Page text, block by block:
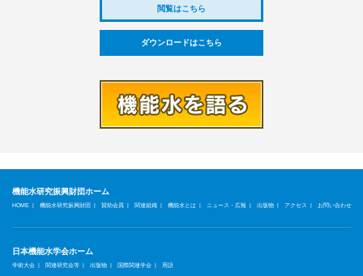
閲覧はこちら
ダウンロードはこちら
機能水研究振興財団ホーム
HOME| 機能水研究振興財団| 賛助会員 | 関連組織| 機能水とは| ニュース・広報 | 出版物| アクセス | お問い合わせ
日本機能水学会ホーム
学術大会| 関連研究会等| 出版物| 国際関連学会| 用語